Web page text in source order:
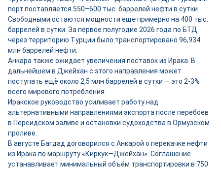
порт поставляется 550–600 тыс. баррелей нефти в сутки.
Свободными остаются мощности ещепримерно на 400 тыс.
баррелей в сутки. За первое полугодие 2026 года по БТД
через территорию Турции было транспортировано 96,934
млн баррелей нефти.
Анкара также ожидает увеличения поставок из Ирака. В
дальнейшем в Джейхан с этого направления может
поступать ещё около 2,5 млн баррелей в сутки — это 2-3%
всего мирового потребления.
Иракское руководство усиливает работу над
альтернативными направлениями экспорта после перебоев
в Персидском заливе и остановки судоходства в Ормузском
проливе.
В августе Багдад договорился с Анкарой о перекачке нефти
из Ирака по маршруту «Киркук—Джейхан». Соглашение
устанавливает минимальный объём транспортировки в 750